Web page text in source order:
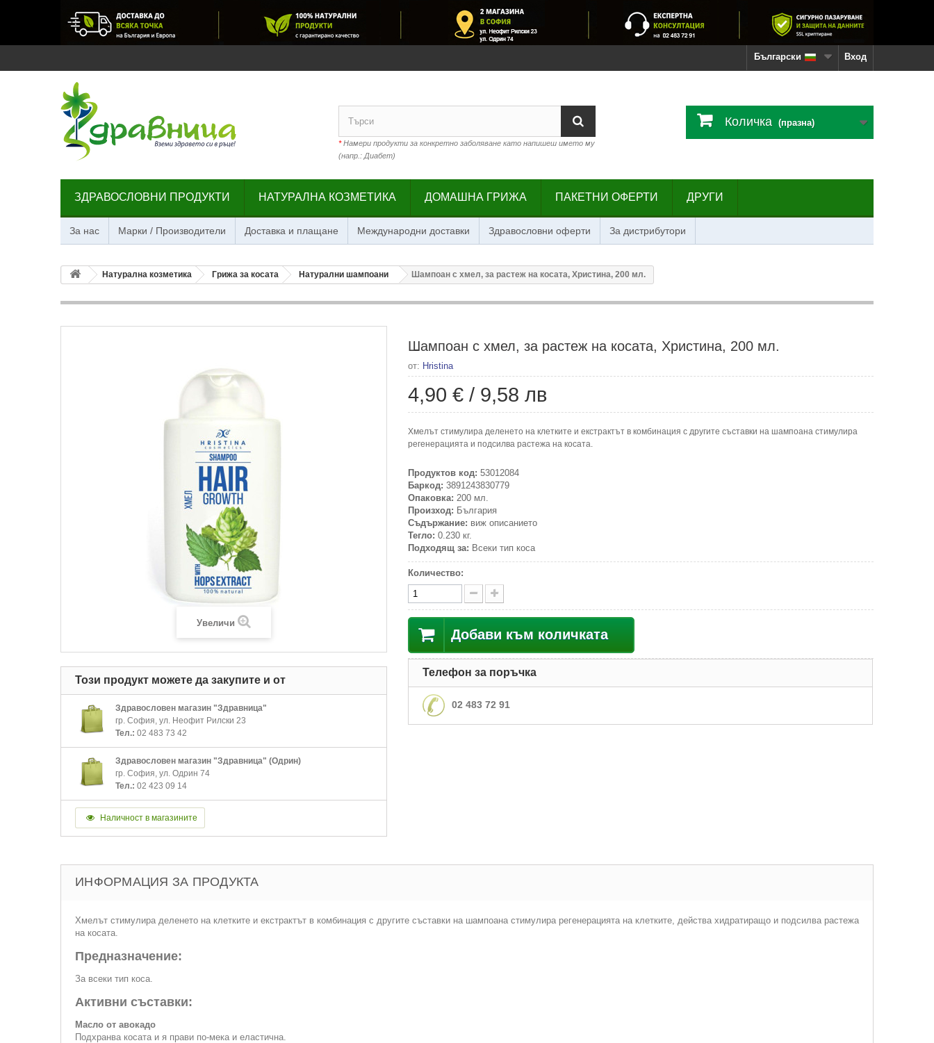
Вход
Български
*Намери продукти за конкретно заболяване като напишеш името му
(напр.: Диабет)
Количка (празна)
ЗДРАВОСЛОВНИ ПРОДУКТИ НАТУРАЛНА КОЗМЕТИКА ДОМАШНА ГРИЖА ПАКЕТНИ ОФЕРТИ ДРУГИ
За нас Марки / Производители Доставка и плащане Международни доставки Здравословни оферти За дистрибутори
Натурална козметика Грижа за косата Натурални шампоани Шампоан с хмел, за растеж на косата, Христина, 200 мл.
Увеличи
Този продукт можете да закупите и от
Здравословен магазин "Здравница"
гр. София, ул. Неофит Рилски 23
Тел.: 02 483 73 42
Здравословен магазин "Здравница" (Одрин)
гр. София, ул. Одрин 74
Тел.: 02 423 09 14
Наличност в магазините
Шампоан с хмел, за растеж на косата, Христина, 200 мл.
от: Hristina
4,90 € / 9,58 лв
Хмелът стимулира деленето на клетките и екстрактът в комбинация с другите съставки на шампоана стимулира
регенерацията и подсилва растежа на косата.
Продуктов код: 53012084
Баркод: 3891243830779
Опаковка: 200 мл.
Произход: България
Съдържание: виж описанието
Тегло: 0.230 кг.
Подходящ за: Всеки тип коса
Количество:
Добави към количката
Телефон за поръчка
02 483 72 91
ИНФОРМАЦИЯ ЗА ПРОДУКТА
Хмелът стимулира деленето на клетките и екстрактът в комбинация с другите съставки на шампоана стимулира регенерацията на клетките, действа хидратиращо и подсилва растежа
на косата.
Предназначение:
За всеки тип коса.
Активни съставки:
Масло от авокадо
Подхранва косата и я прави по-мека и еластична.